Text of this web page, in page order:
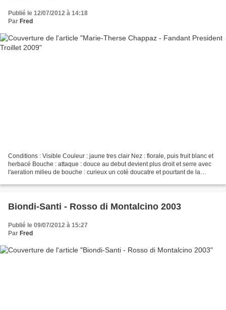
Publié le 12/07/2012 à 14:18
Par Fred
Conditions : Visible Couleur : jaune tres clair Nez : florale, puis fruit blanc et
herbacé Bouche : attaque : douce au debut devient plus droit et serre avec
l'aeration milieu de bouche : curieux un coté doucatre et pourtant de la
Biondi-Santi - Rosso di Montalcino 2003
Publié le 09/07/2012 à 15:27
Par Fred